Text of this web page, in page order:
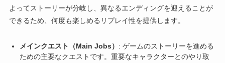
よってストーリーが分岐し、異なるエンディングを迎えることが
できるため、何度も楽しめるリプレイ性を提供します。
メインクエスト（Main Jobs） : ゲームのストーリーを進める
ための主要なクエストです。重要なキャラクターとのやり取